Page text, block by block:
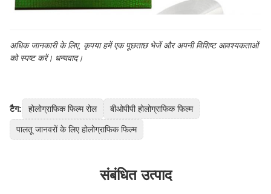
अधिक जानकारी के लिए, कृपया हमें एक पूछताछ भेजें और अपनी विशिष्ट आवश्यकताओं
को स्पष्ट करें। धन्यवाद।
टैग: होलोग्राफिक फिल्म रोल बीओपीपी होलोग्राफिक फिल्म
पालतू जानवरों के लिए होलोग्राफिक फिल्म
संबंधित उत्पाद